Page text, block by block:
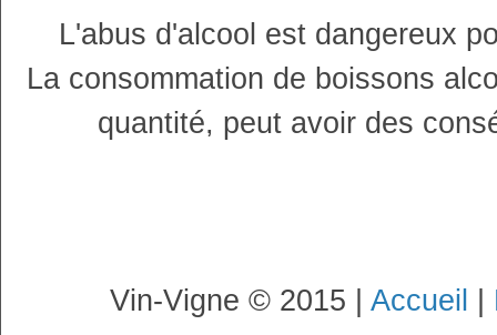
L'abus d'alcool est dangereux
La consommation de boissons
quantité, peut avoir des
Vin-Vigne © 2015 | Accueil